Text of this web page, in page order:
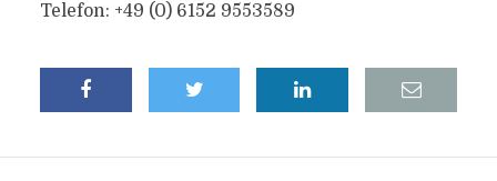
Telefon: +49 (0) 6152 9553589